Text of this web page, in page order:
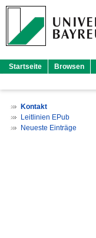
Startseite Browsen
Kontakt
Leitlinien EPub
Neueste Einträge